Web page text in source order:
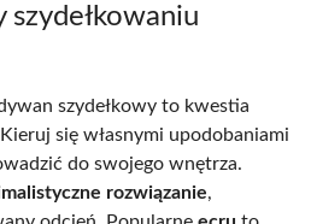
szydełkowy to kwestia
się własnymi upodobaniami
do swojego wnętrza.
rozwiązanie,